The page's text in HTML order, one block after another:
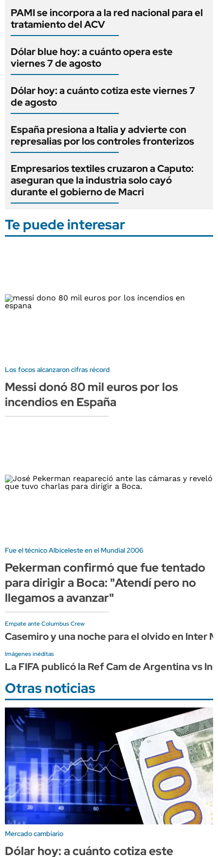
PAMI se incorpora a la red nacional para el
tratamiento del ACV
Dólar blue hoy: a cuánto opera este
viernes 7 de agosto
Dólar hoy: a cuánto cotiza este viernes 7
de agosto
España presiona a Italia y advierte con
represalias por los controles fronterizos
Empresarios textiles cruzaron a Caputo:
aseguran que la industria solo cayó
durante el gobierno de Macri
Te puede interesar
Los focos alcanzaron cifras récord
Messi donó 80 mil euros por los
incendios en España
Fue el técnico Albiceleste en el Mundial 2006
Pekerman confirmó que fue tentado
para dirigir a Boca: "Atendí pero no
llegamos a avanzar"
Empate ante Columbus Crew
Casemiro y una noche para el olvido en Inter
Imágenes inéditas
La FIFA publicó la Ref Cam de Argentina vs
Otras noticias
Mercado cambiario
Dólar hoy: a cuánto cotiza este